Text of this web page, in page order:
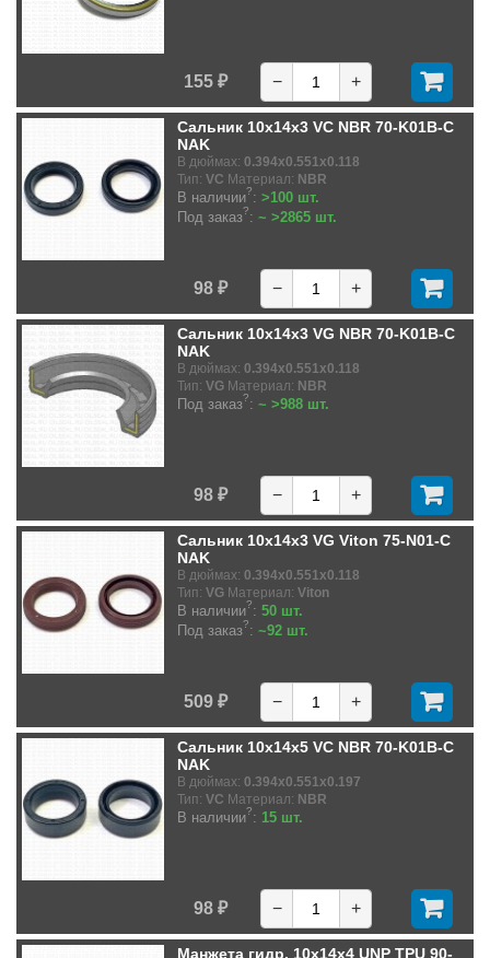
155 ₽ − +
Сальник 10x14x3 VC NBR 70-K01B-C
NAK
В дюймах: 0.394x0.551x0.118
Тип: VC Материал: NBR
В наличии?: >100 шт.
Под заказ?: ~ >2865 шт.
98 ₽ − +
Сальник 10x14x3 VG NBR 70-K01B-C
NAK
В дюймах: 0.394x0.551x0.118
Тип: VG Материал: NBR
Под заказ?: ~ >988 шт.
98 ₽ − +
Сальник 10x14x3 VG Viton 75-N01-C
NAK
В дюймах: 0.394x0.551x0.118
Тип: VG Материал: Viton
В наличии?: 50 шт.
Под заказ?: ~92 шт.
509 ₽ − +
Сальник 10x14x5 VC NBR 70-K01B-C
NAK
В дюймах: 0.394x0.551x0.197
Тип: VC Материал: NBR
В наличии?: 15 шт.
98 ₽ − +
Манжета гидр. 10x14x4 UNP TPU 90-